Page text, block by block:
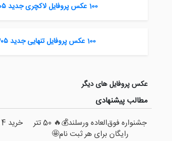
100 عکس پروفایل لاکچری جدید ۱۴۰۵
100 عکس پروفایل تنهایی جدید ۱۴۰۵
عکس پروفایل های دیگر
مطالب پیشنهادی
جشنواره فوق‌العاده ورسلند💰🔥 50 تتر
رایگان برای هر ثبت نام🤩